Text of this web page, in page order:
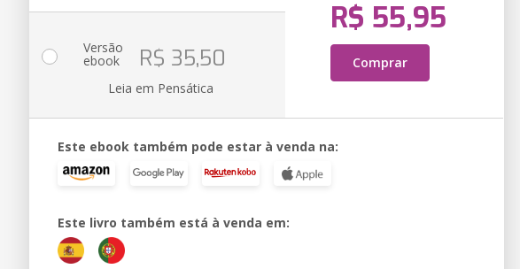
R$ 55,95
Comprar
Versão
ebook R$ 35,50
Leia em Pensática
Este ebook também pode estar à venda na:
Este livro também está à venda em: